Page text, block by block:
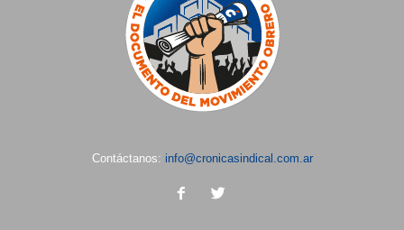
Contáctanos: info@cronicasindical.com.ar